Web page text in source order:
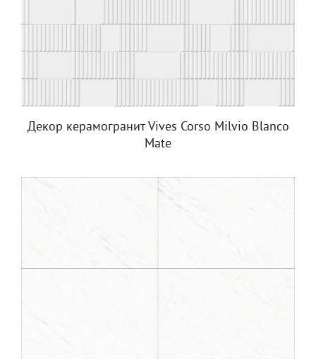
Декор керамогранит Vives Corso Milvio Blanco
Mate